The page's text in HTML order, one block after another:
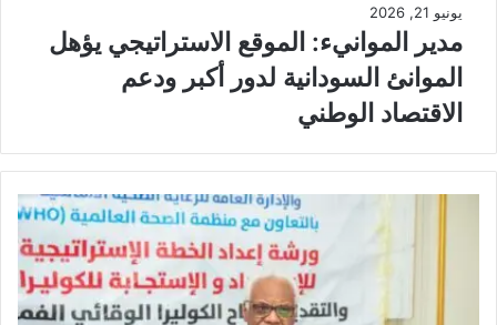
يونيو 21, 2026
مدير الموانيء: الموقع الاستراتيجي يؤهل
الموانئ السودانية لدور أكبر ودعم
الاقتصاد الوطني